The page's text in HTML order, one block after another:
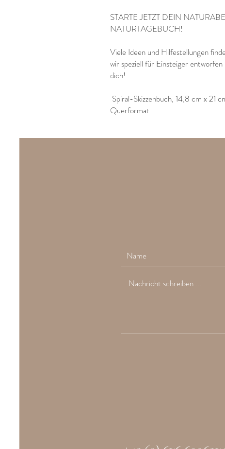
STARTE JETZT DEIN
NATURTAGEBUCH!
Viele Ideen und Hilfestellungen
wir speziell für Einsteiger
dich!
Spiral-Skizzenbuch, 14,8 cm x 21
Querformat